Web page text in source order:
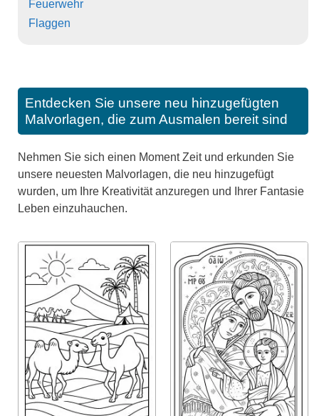
Feuerwehr
Flaggen
Entdecken Sie unsere neu hinzugefügten
Malvorlagen, die zum Ausmalen bereit sind
Nehmen Sie sich einen Moment Zeit und erkunden Sie
unsere neuesten Malvorlagen, die neu hinzugefügt
wurden, um Ihre Kreativität anzuregen und Ihrer Fantasie
Leben einzuhauchen.